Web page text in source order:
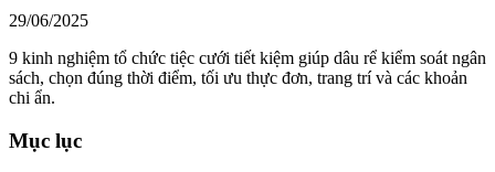
29/06/2025
9 kinh nghiệm tổ chức tiệc cưới tiết kiệm giúp dâu rể kiểm soát ngân
sách, chọn đúng thời điểm, tối ưu thực đơn, trang trí và các khoản
chi ẩn.
Mục lục